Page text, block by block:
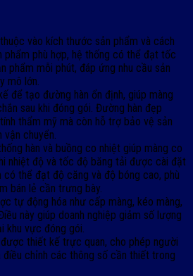
vào kích thước sản phẩm và cách
phẩm phù hợp, hệ thống có thể đạt tốc
phẩm mỗi phút, đáp ứng nhu cầu sản
mô lớn.
để tạo đường hàn ổn định, giúp màng
sau khi đóng gói. Đường hàn đẹp
thẩm mỹ mà còn hỗ trợ bảo vệ sản
chuyển.
hàn và buồng co nhiệt giúp màng co
nhiệt độ và tốc độ băng tải được cài đặt
có thể đạt độ căng và độ bóng cao, phù
bán lẻ cần trưng bày.
tự động hóa như cấp màng, kéo màng,
này giúp doanh nghiệp giảm số lượng
vực đóng gói.
thiết kế trực quan, cho phép người
điều chỉnh các thông số cần thiết trong